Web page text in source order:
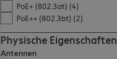
PoE+ (802.3at) (4)
PoE++ (802.3bt) (2)
Physische Eigenschaften
Antennen